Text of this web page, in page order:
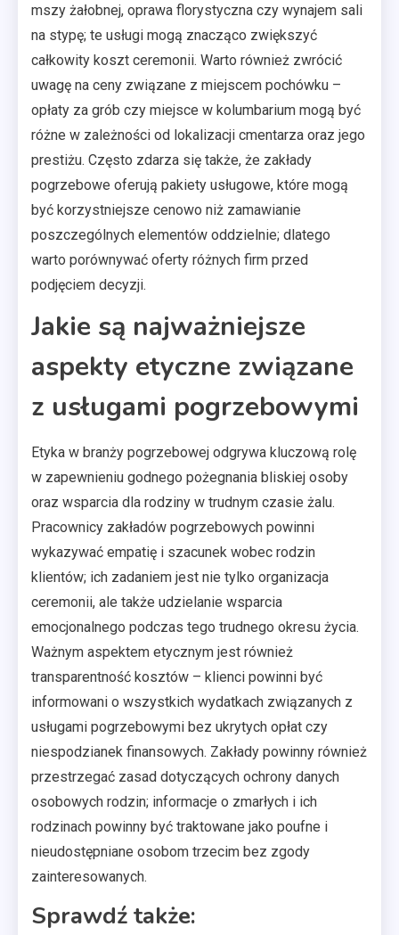
mszy żałobnej, oprawa florystyczna czy wynajem sali
na stypę; te usługi mogą znacząco zwiększyć
całkowity koszt ceremonii. Warto również zwrócić
uwagę na ceny związane z miejscem pochówku –
opłaty za grób czy miejsce w kolumbarium mogą być
różne w zależności od lokalizacji cmentarza oraz jego
prestiżu. Często zdarza się także, że zakłady
pogrzebowe oferują pakiety usługowe, które mogą
być korzystniejsze cenowo niż zamawianie
poszczególnych elementów oddzielnie; dlatego
warto porównywać oferty różnych firm przed
podjęciem decyzji.
Jakie są najważniejsze
aspekty etyczne związane
z usługami pogrzebowymi
Etyka w branży pogrzebowej odgrywa kluczową rolę
w zapewnieniu godnego pożegnania bliskiej osoby
oraz wsparcia dla rodziny w trudnym czasie żalu.
Pracownicy zakładów pogrzebowych powinni
wykazywać empatię i szacunek wobec rodzin
klientów; ich zadaniem jest nie tylko organizacja
ceremonii, ale także udzielanie wsparcia
emocjonalnego podczas tego trudnego okresu życia.
Ważnym aspektem etycznym jest również
transparentność kosztów – klienci powinni być
informowani o wszystkich wydatkach związanych z
usługami pogrzebowymi bez ukrytych opłat czy
niespodzianek finansowych. Zakłady powinny również
przestrzegać zasad dotyczących ochrony danych
osobowych rodzin; informacje o zmarłych i ich
rodzinach powinny być traktowane jako poufne i
nieudostępniane osobom trzecim bez zgody
zainteresowanych.
Sprawdź także: